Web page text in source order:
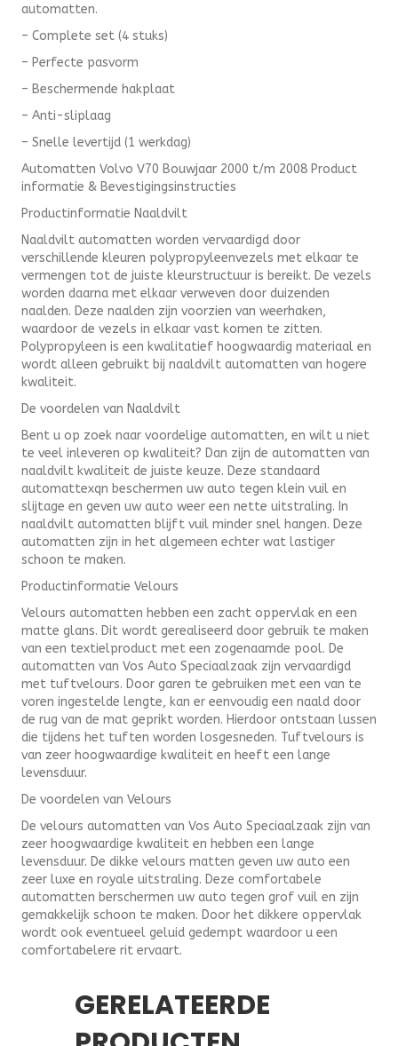
automatten.
– Complete set (4 stuks)
– Perfecte pasvorm
– Beschermende hakplaat
– Anti-sliplaag
– Snelle levertijd (1 werkdag)
Automatten Volvo V70 Bouwjaar 2000 t/m 2008 Product
informatie & Bevestigingsinstructies
Productinformatie Naaldvilt
Naaldvilt automatten worden vervaardigd door
verschillende kleuren polypropyleenvezels met elkaar te
vermengen tot de juiste kleurstructuur is bereikt. De vezels
worden daarna met elkaar verweven door duizenden
naalden. Deze naalden zijn voorzien van weerhaken,
waardoor de vezels in elkaar vast komen te zitten.
Polypropyleen is een kwalitatief hoogwaardig materiaal en
wordt alleen gebruikt bij naaldvilt automatten van hogere
kwaliteit.
De voordelen van Naaldvilt
Bent u op zoek naar voordelige automatten, en wilt u niet
te veel inleveren op kwaliteit? Dan zijn de automatten van
naaldvilt kwaliteit de juiste keuze. Deze standaard
automattexqn beschermen uw auto tegen klein vuil en
slijtage en geven uw auto weer een nette uitstraling. In
naaldvilt automatten blijft vuil minder snel hangen. Deze
automatten zijn in het algemeen echter wat lastiger
schoon te maken.
Productinformatie Velours
Velours automatten hebben een zacht oppervlak en een
matte glans. Dit wordt gerealiseerd door gebruik te maken
van een textielproduct met een zogenaamde pool. De
automatten van Vos Auto Speciaalzaak zijn vervaardigd
met tuftvelours. Door garen te gebruiken met een van te
voren ingestelde lengte, kan er eenvoudig een naald door
de rug van de mat geprikt worden. Hierdoor ontstaan lussen
die tijdens het tuften worden losgesneden. Tuftvelours is
van zeer hoogwaardige kwaliteit en heeft een lange
levensduur.
De voordelen van Velours
De velours automatten van Vos Auto Speciaalzaak zijn van
zeer hoogwaardige kwaliteit en hebben een lange
levensduur. De dikke velours matten geven uw auto een
zeer luxe en royale uitstraling. Deze comfortabele
automatten berschermen uw auto tegen grof vuil en zijn
gemakkelijk schoon te maken. Door het dikkere oppervlak
wordt ook eventueel geluid gedempt waardoor u een
comfortabelere rit ervaart.
GERELATEERDE